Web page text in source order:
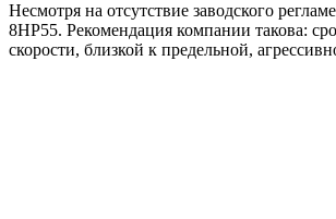
Несмотря на отсутствие заводского
8HP55. Рекомендация компании такова:
скорости, близкой к предельной,